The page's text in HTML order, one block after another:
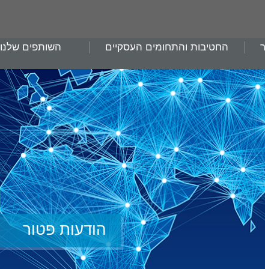
החטיבות והתחומים העסקיים השותפים שלנו
הודעות פטור